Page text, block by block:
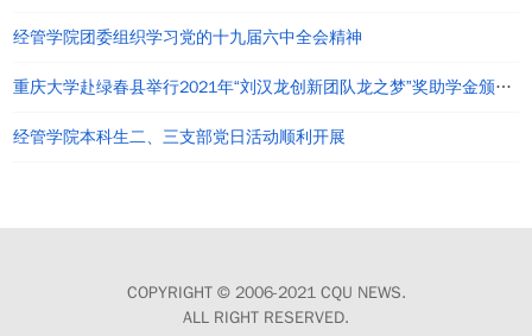
经管学院团委组织学习党的十九届六中全会精神
重庆大学赴绿春县举行2021年“刘汉龙创新团队龙之梦”奖助学金颁发仪式
经管学院本科生二、三支部党日活动顺利开展
COPYRIGHT © 2006-2021 CQU NEWS.
ALL RIGHT RESERVED.